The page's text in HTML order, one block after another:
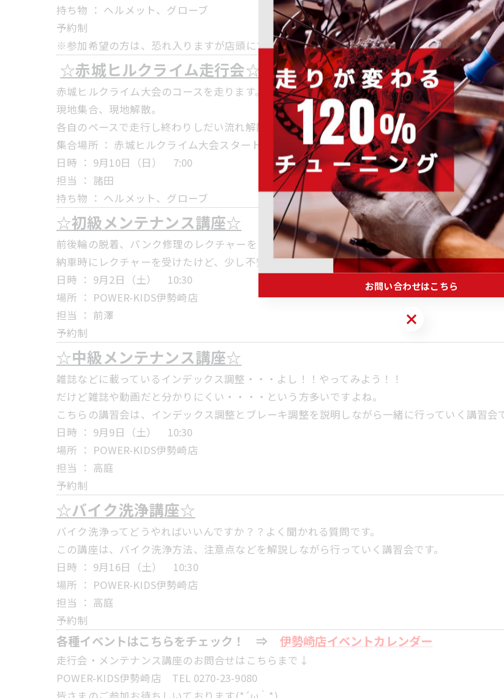
持ち物 ： ヘルメット、グローブ
予約制
※参加希望の方は、恐れ入りますが店頭にてご予約ください
☆赤城ヒルクライム走行会☆
赤城ヒルクライム大会のコースを走ります。
現地集合、現地解散。
各自のペースで走行し終わりしだい流れ解散となります。
集合場所 ： 赤城ヒルクライム大会スタート地点（上細井交差点）
日時 ： 9月10日（日） 7:00
担当 ： 諸田
持ち物 ： ヘルメット、グローブ
☆初級メンテナンス講座☆
前後輪の脱着、パンク修理のレクチャーをさせていただく講習会。
納車時にレクチャーを受けたけど、少し不安がある・・・もっと素早くできるようになりたい
日時 ： 9月2日（土） 10:30
場所 ： POWER-KIDS伊勢崎店
担当 ： 前澤
予約制
☆中級メンテナンス講座☆
雑誌などに載っているインデックス調整・・・よし！！やってみよう！！
だけど雑誌や動画だと分かりにくい・・・・という方多いですよね。
こちらの講習会は、インデックス調整とブレーキ調整を説明しながら一緒に行っていく講習会で
日時 ： 9月9日（土） 10:30
場所 ： POWER-KIDS伊勢崎店
担当 ： 高庭
予約制
☆バイク洗浄講座☆
バイク洗浄ってどうやればいいんですか？？よく聞かれる質問です。
この講座は、バイク洗浄方法、注意点などを解説しながら行っていく講習会です。
日時 ： 9月16日（土） 10:30
場所 ： POWER-KIDS伊勢崎店
担当 ： 高庭
予約制
各種イベントはこちらをチェック！ ⇒ 伊勢崎店イベントカレンダー
走行会・メンテナンス講座のお問合せはこちらまで↓
POWER-KIDS伊勢崎店 TEL 0270-23-9080
お問い合わせはこちら
お問い合わせはこちら